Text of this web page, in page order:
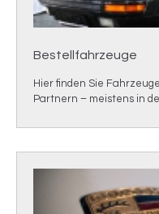
Bestellfahrzeuge
Hier finden Sie
Partnern – meistens in